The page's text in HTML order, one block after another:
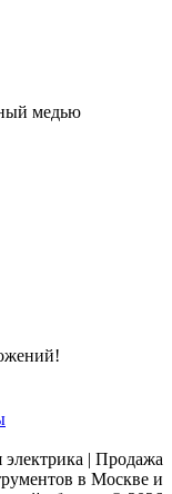
медью
| Продажа
в Москве и